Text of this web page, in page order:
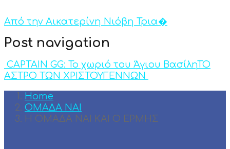
Από την Αικατερίνη Νιόβη Τρια�
Post navigation
CAPTAIN GG: Το χωριό του Άγιου ΒασίληΤΟ
ΑΣΤΡΟ ΤΩΝ ΧΡΙΣΤΟΥΓΕΝΝΩΝ
Home
ΟΜΑΔΑ ΝΑΙ
Η ΟΜΑΔΑ ΝΑΙ ΚΑΙ Ο ΕΡΜΗΣ